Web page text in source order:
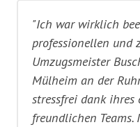
"Ich war wirklich
professionellen und
Umzugsmeister
Mülheim an der
stressfrei dank ihres
freundlichen